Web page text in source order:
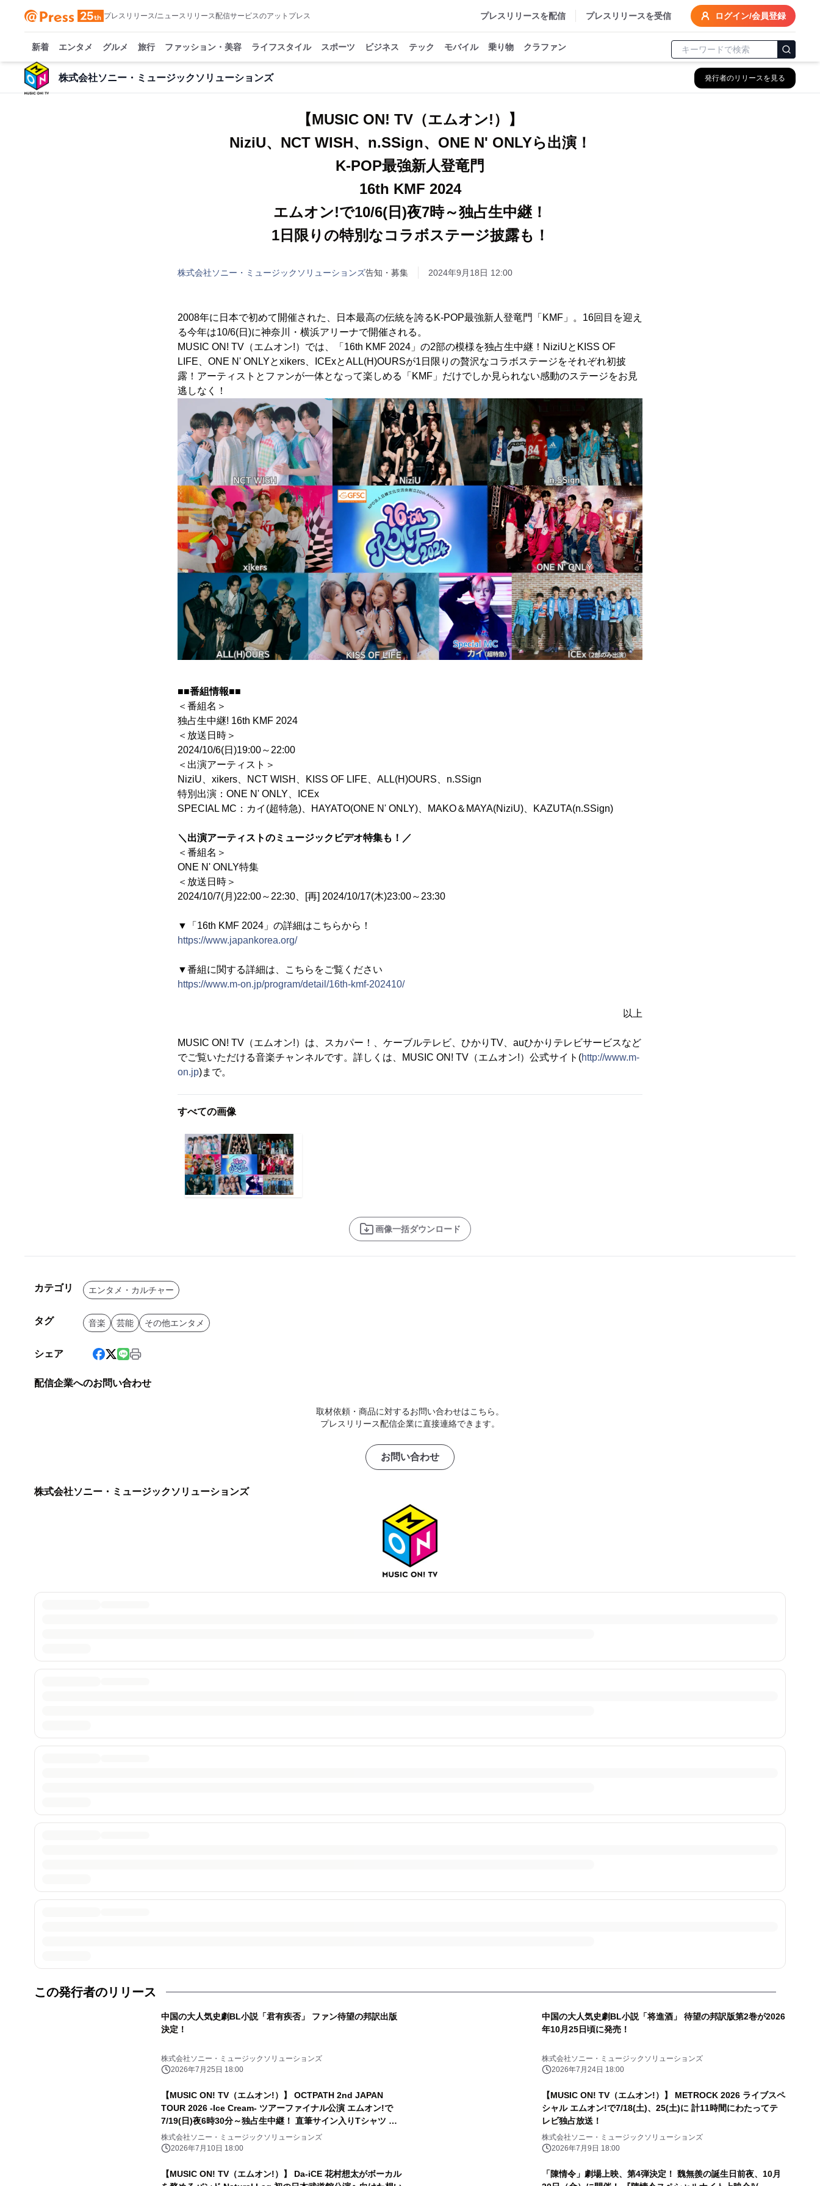
プレスリリース/ニュースリリース配信サービスのアットプレス プレスリリースを配信 プレスリリースを受信 ログイン/会員登録
新着 エンタメ グルメ 旅行 ファッション・美容 ライフスタイル スポーツ ビジネス テック モバイル 乗り物 クラファン
株式会社ソニー・ミュージックソリューションズ 発行者のリリースを見る
【MUSIC ON! TV（エムオン!）】
NiziU、NCT WISH、n.SSign、ONE N' ONLYら出演！
K-POP最強新人登竜門
16th KMF 2024
エムオン!で10/6(日)夜7時～独占生中継！
1日限りの特別なコラボステージ披露も！
株式会社ソニー・ミュージックソリューションズ告知・募集 2024年9月18日 12:00
2008年に日本で初めて開催された、日本最高の伝統を誇るK-POP最強新人登竜門「KMF」。16回目を迎え
る今年は10/6(日)に神奈川・横浜アリーナで開催される。
MUSIC ON! TV（エムオン!）では、「16th KMF 2024」の2部の模様を独占生中継！NiziUとKISS OF
LIFE、ONE N' ONLYとxikers、ICExとALL(H)OURSが1日限りの贅沢なコラボステージをそれぞれ初披
露！アーティストとファンが一体となって楽しめる「KMF」だけでしか見られない感動のステージをお見
逃しなく！
■■番組情報■■
＜番組名＞
独占生中継! 16th KMF 2024
＜放送日時＞
2024/10/6(日)19:00～22:00
＜出演アーティスト＞
NiziU、xikers、NCT WISH、KISS OF LIFE、ALL(H)OURS、n.SSign
特別出演：ONE N' ONLY、ICEx
SPECIAL MC：カイ(超特急)、HAYATO(ONE N' ONLY)、MAKO＆MAYA(NiziU)、KAZUTA(n.SSign)
＼出演アーティストのミュージックビデオ特集も！／
＜番組名＞
ONE N' ONLY特集
＜放送日時＞
2024/10/7(月)22:00～22:30、[再] 2024/10/17(木)23:00～23:30
▼「16th KMF 2024」の詳細はこちらから！
https://www.japankorea.org/
▼番組に関する詳細は、こちらをご覧ください
https://www.m-on.jp/program/detail/16th-kmf-202410/
以上
MUSIC ON! TV（エムオン!）は、スカパー！、ケーブルテレビ、ひかりTV、auひかりテレビサービスなど
でご覧いただける音楽チャンネルです。詳しくは、MUSIC ON! TV（エムオン!）公式サイト(http://www.m-
on.jp)まで。
すべての画像
画像一括ダウンロード
カテゴリ エンタメ・カルチャー
タグ 音楽 芸能 その他エンタメ
シェア
配信企業へのお問い合わせ
取材依頼・商品に対するお問い合わせはこちら。
プレスリリース配信企業に直接連絡できます。
お問い合わせ
株式会社ソニー・ミュージックソリューションズ
この発行者のリリース
中国の大人気史劇BL小説「君有疾否」 ファン待望の邦訳出版
決定！
株式会社ソニー・ミュージックソリューションズ
2026年7月25日 18:00
中国の大人気史劇BL小説「将進酒」 待望の邦訳版第2巻が2026
年10月25日頃に発売！
株式会社ソニー・ミュージックソリューションズ
2026年7月24日 18:00
【MUSIC ON! TV（エムオン!）】 OCTPATH 2nd JAPAN
TOUR 2026 -Ice Cream- ツアーファイナル公演 エムオン!で
7/19(日)夜6時30分～独占生中継！ 直筆サイン入りTシャツ プ
レゼントキャンペーン実施中！
株式会社ソニー・ミュージックソリューションズ
2026年7月10日 18:00
【MUSIC ON! TV（エムオン!）】 METROCK 2026 ライブスペ
シャル エムオン!で7/18(土)、25(土)に 計11時間にわたってテ
レビ独占放送！
株式会社ソニー・ミュージックソリューションズ
2026年7月9日 18:00
【MUSIC ON! TV（エムオン!）】 Da-iCE 花村想太がボーカル
「陳情令」劇場上映、第4弾決定！ 魏無羨の誕生日前夜、10月